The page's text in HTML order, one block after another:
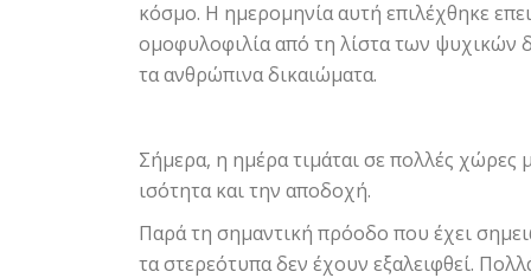
κόσμο. Η ημερομηνία αυτή επιλέχθηκε
ομοφυλοφιλία από τη λίστα των ψυχικών
τα ανθρώπινα δικαιώματα.
Σήμερα, η ημέρα τιμάται σε πολλές
ισότητα και την αποδοχή.
Παρά τη σημαντική πρόοδο που έχει
τα στερεότυπα δεν έχουν εξαλειφθεί.